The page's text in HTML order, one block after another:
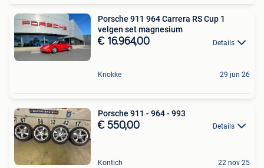
Porsche 911 964 Carrera RS Cup 1
velgen set magnesium
€ 16.964,00 Details
Knokke 29 jun 26
Porsche 911 - 964 - 993
€ 550,00 Details
Kontich 22 nov 25